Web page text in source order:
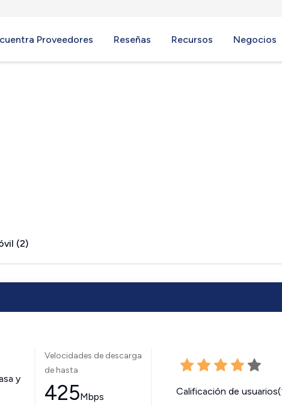
Proveedores Reseñas Recursos Negocios
(2)
y
Velocidades de descarga
de hasta
425Mbps Calificación de